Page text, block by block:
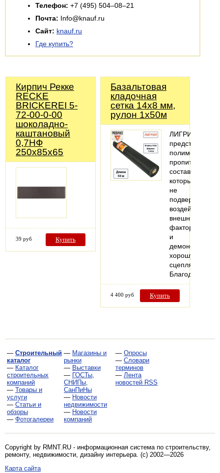
Телефон: +7 (495) 504–08–21
Почта: Info@knauf.ru
Сайт: knauf.ru
Где купить?
Кирпич Рекке
RECKE
BRICKEREI 5-
72-00-0-00
шоколадно-
каштановый
0,7НФ
250х85х65
39 руб Купить
Базальтовая
кладочная
сетка 14х8 мм,
рулон 1х50м
ЛИГРИЛ
представляет
полимерный
пропиточный
состав,
который
не
подвергается
воздействию
внешних
факторов
и
демонстрирует
хорошую
сцепляемость.
Благодаря…
4 400 руб Купить
— Строительный
каталог
— Каталог
строительных
компаний
— Товары и
услуги
— Статьи и
обзоры
— Фотогалереи
— Магазины и
рынки
— Выставки
— ГОСТы,
СНИПы,
СанПиНы
— Новости
недвижимости
— Новости
компаний
— Опросы
— Словари
терминов
— Лента
новостей RSS
Copyright by RMNT.RU - информационная система по строительству,
ремонту, недвижимости, дизайну интерьера . (c) 2002—2026
Карта сайта